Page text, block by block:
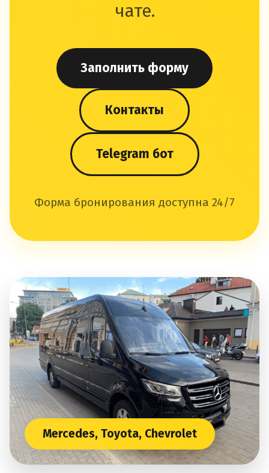
чате.
Заполнить форму
Контакты
Telegram бот
Форма бронирования доступна 24/7
Mercedes, Toyota, Chevrolet